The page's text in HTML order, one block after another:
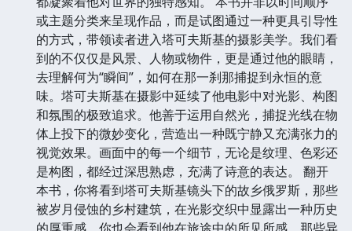
或主题分类来呈现作品，而是试图通过一种更具引导性
的方式，带领读者进入塔可夫斯基的摄影美学。我们看
到的不仅仅是风景、人物或物件，更是通过他的眼睛，
去理解何为“瞬间”，如何在那一刹那捕捉到永恒的意
味。塔可夫斯基在摄影中延续了他电影中对光影、构图
和氛围的极致追求。他善于运用自然光，捕捉光线在物
体上投下的微妙变化，营造出一种既宁静又充满张力的
视觉效果。画面中的每一个细节，无论是纹理、色彩还
是构图，都经过深思熟虑，充满了诗意的表达。 翻开
本书，你将看到塔可夫斯基镜头下的故乡俄罗斯，那些
被岁月侵蚀的乡村建筑，在光影交织中显露出一种历史